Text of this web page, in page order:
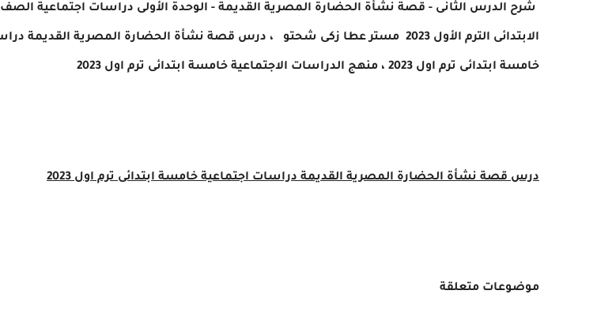
شرح الدرس الثانى - قصة نشأة الحضارة المصرية القديمة - الوحدة الأولى دراسات اجتماعية الصف
الابتدائى الترم الأول 2023 مستر عطا زكى شحتو ، درس قصة نشأة الحضارة المصرية القديمة
خامسة ابتدائى ترم اول 2023 ، منهج الدراسات الاجتماعية خامسة ابتدائى ترم اول 2023
درسقصة نشأة الحضارة المصرية القديمة دراسات اجتماعية خامسة ابتدائى ترم اول 2023
موضوعات متعلقة